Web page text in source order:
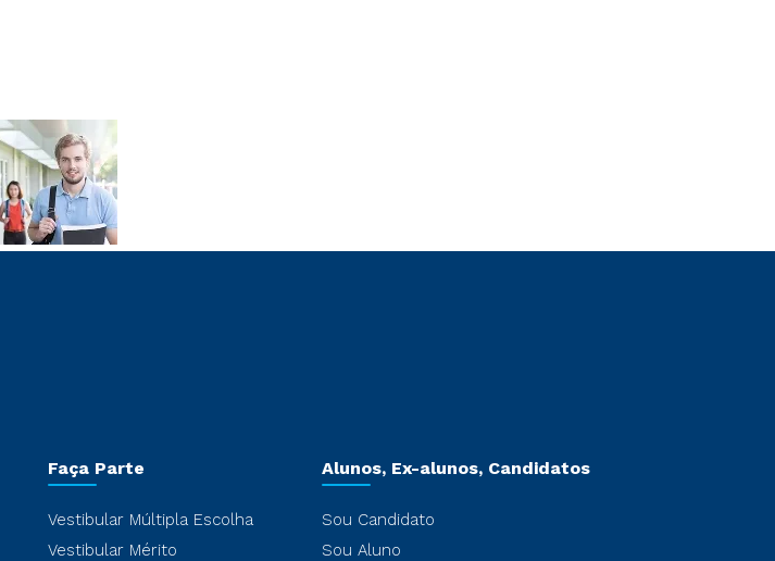
Faça Parte
Vestibular Múltipla Escolha
Vestibular Mérito
Alunos, Ex-alunos, Candidatos
Sou Candidato
Sou Aluno